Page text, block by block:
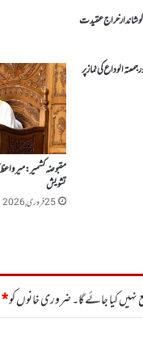
شاندار خراج عقیدت
الوداع کی نماز پر
مقبوضہ کشمیر :میرواعظ
تشویش
25 فروری, 2026
کیا جائے گا۔ضروری خانوں کو*